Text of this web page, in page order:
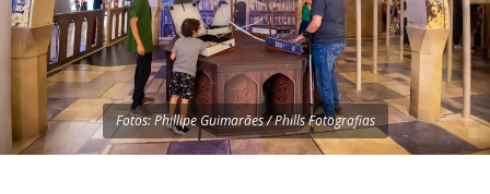
Fotos: Phillipe Guimarães / Phills Fotografias